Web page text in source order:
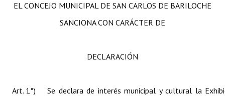
EL CONCEJO MUNICIPAL DE SAN CARLOS DE BARILOCHE
SANCIONA CON CARÁCTER DE
DECLARACIÓN
Art. 1°)
Se declara de interés municipal y cultural la